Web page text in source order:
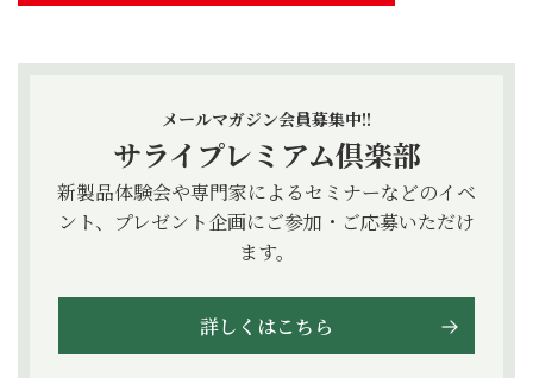
メールマガジン会員募集中!!
サライプレミアム倶楽部
新製品体験会や専門家によるセミナーなどのイベ
ント、プレゼント企画にご参加・ご応募いただけ
ます。
詳しくはこちら